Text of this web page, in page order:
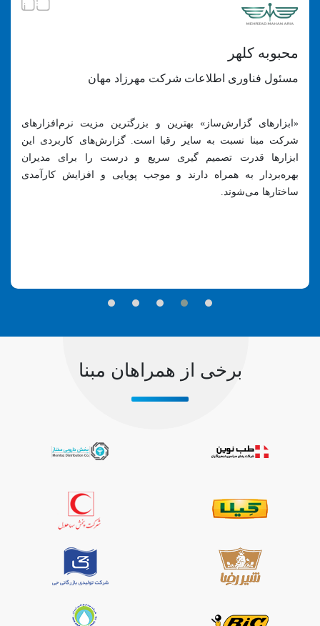
محبوبه کلهر
مسئول فناوری اطلاعات شرکت مهرزاد مهان
«ابزارهای گزارش‌ساز‌» بهترین و بزرگترین مزیت نرم‌افزارهای
شرکت مبنا نسبت به سایر رقبا است. گزارش‌های کاربردی این
ابزارها قدرت تصمیم گیری سریع و درست را برای مدیران
بهره‌بردار به همراه دارند و موجب پویایی و افزایش کارآمدی
ساختارها می‌شوند.
برخی از همراهان مبنا